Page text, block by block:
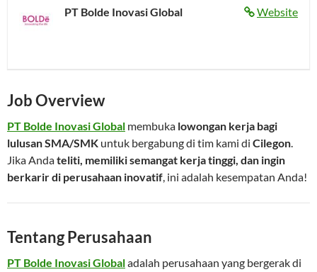
Website
PT Bolde Inovasi Global
Job Overview
PT Bolde Inovasi Global membuka lowongan kerja bagi
lulusan SMA/SMK untuk bergabung di tim kami di Cilegon.
Jika Andateliti, memiliki semangat kerja tinggi, dan ingin
berkarir di perusahaan inovatif, ini adalah kesempatan Anda!
Tentang Perusahaan
PT Bolde Inovasi Globaladalah perusahaan yang bergerak di